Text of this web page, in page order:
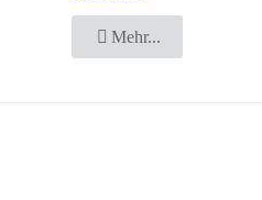
Mehr...